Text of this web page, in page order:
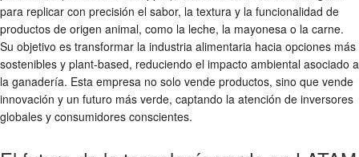
para replicar con precisión el sabor, la textura y la funcionalidad de
productos de origen animal, como la leche, la mayonesa o la carne.
Su objetivo es transformar la industria alimentaria hacia opciones más
sostenibles y plant-based, reduciendo el impacto ambiental asociado a
la ganadería. Esta empresa no solo vende productos, sino que vende
innovación y un futuro más verde, captando la atención de inversores
globales y consumidores conscientes.